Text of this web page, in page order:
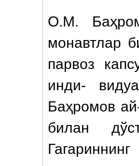
О.М.
монавтлар
парвоз
инди-
Баҳромов
билан